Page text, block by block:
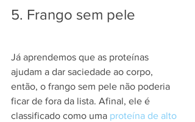
5. Frango sem pele
Já aprendemos que as proteínas
ajudam a dar saciedade ao corpo,
então, o frango sem pele não poderia
ficar de fora da lista. Afinal, ele é
classificado como uma proteína de alto